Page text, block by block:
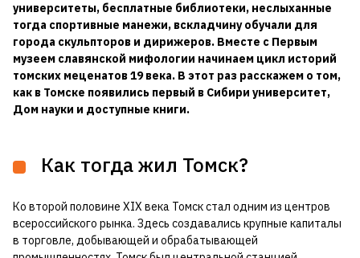
университеты, бесплатные библиотеки, неслыханные
тогда спортивные манежи, вскладчину обучали для
города скульпторов и дирижеров. Вместе с Первым
музеем славянской мифологии начинаем цикл историй
томских меценатов 19 века. В этот раз расскажем о том,
как в Томске появились первый в Сибири университет,
Дом науки и доступные книги.
Как тогда жил Томск?
Ко второй половине XIX века Томск стал одним из центров
всероссийского рынка. Здесь создавались крупные капиталы
в торговле, добывающей и обрабатывающей